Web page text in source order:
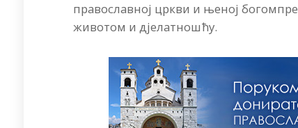
православној цркви и њеној
животом и дјелатношћу.